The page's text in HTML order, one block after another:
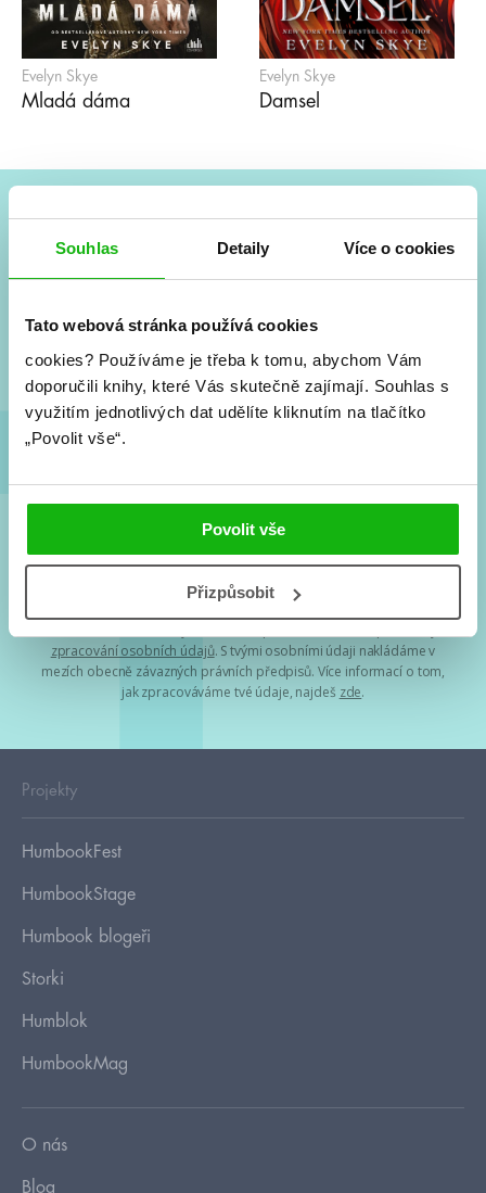
Souhlas Detaily Více o cookies
Tato webová stránka používá cookies
cookies? Používáme je třeba k tomu, abychom Vám
doporučili knihy, které Vás skutečně zajímají. Souhlas s
využitím jednotlivých dat udělíte kliknutím na tlačítko
„Povolit vše“.
Povolit vše
Přizpůsobit
Evelyn Skye
Mladá dáma
Evelyn Skye
Damsel
#HumbookNews
Vše kolem #youngadult každý měsíc rovnou do mailu!
a seriálové adaptace a další.
zpracování osobních údajů. S tvými osobními údaji nakládáme v
mezích obecně závazných právních předpisů. Více informací o tom,
jak zpracováváme tvé údaje, najdeš zde.
Projekty
HumbookFest
HumbookStage
Humbook blogeři
Storki
Humblok
HumbookMag
O nás
Blog